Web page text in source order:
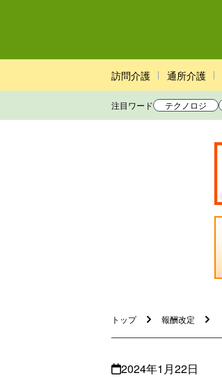
訪問介護 通所介護
注目ワード テクノロジ
トップ 報酬改定
2024年1月22日